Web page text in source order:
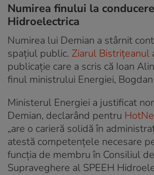
Numirea finului la
Hidroelectrica
Numirea lui Demian a stârnit
spațiul public. Ziarul Bistrițeanul
publicație care a scris că Ioan
finul ministrului Energiei, Bogdan
Ministerul Energiei a justificat
Demian, declarând pentru
„are o carieră solidă în
atestă competențele necesare
funcția de membru în Consiliul de
Supraveghere al SPEEH